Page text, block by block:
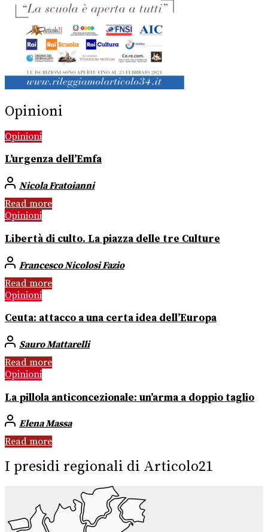
Opinioni
Opinioni
L’urgenza dell’Emfa
Nicola Fratoianni
Read more
Opinioni
Libertà di culto. La piazza delle tre Culture
Francesco Nicolosi Fazio
Read more
Opinioni
Ceuta: attacco a una certa idea dell’Europa
Sauro Mattarelli
Read more
Opinioni
La pillola anticoncezionale: un’arma a doppio taglio
Elena Massa
Read more
I presidi regionali di Articolo21